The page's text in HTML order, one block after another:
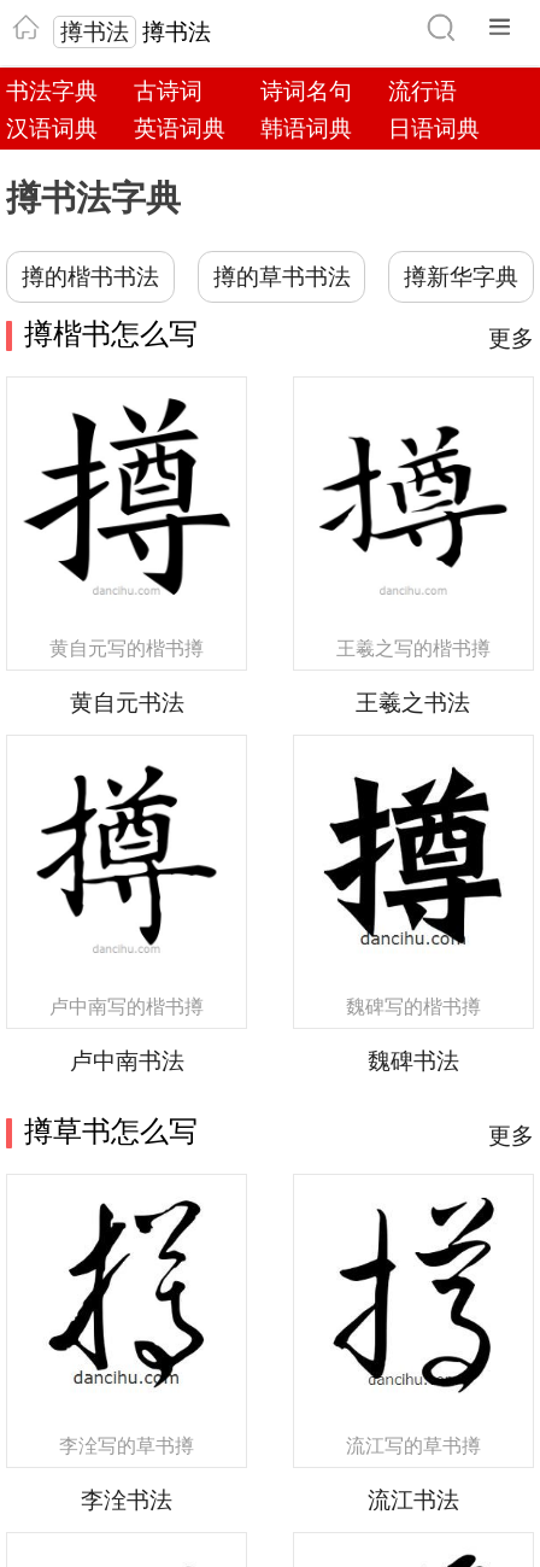
撙书法 撙书法
书法字典 古诗词 诗词名句
流行语
汉语词典
英语词典 韩语词典 日语词典
撙书法字典
撙的楷书书法 撙的草书书法 撙新华字典
撙楷书怎么写 更多
黄自元写的楷书撙
黄自元书法
王羲之写的楷书撙
王羲之书法
卢中南写的楷书撙
卢中南书法
魏碑写的楷书撙
魏碑书法
撙草书怎么写 更多
李洤写的草书撙
李洤书法
流江写的草书撙
流江书法